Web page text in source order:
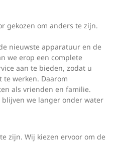
gekozen om anders te zijn.
nieuwste apparatuur en de
we erop een complete
aan te bieden, zodat u
werken. Daarom
als vrienden en familie.
we langer onder water
zijn. Wij kiezen ervoor om de